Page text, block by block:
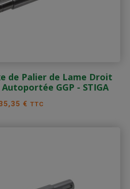
de Palier de Lame Droit
GGP - STIGA
€ TTC